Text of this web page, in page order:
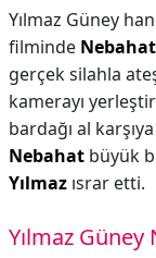
Yılmaz Güney
filminde
gerçek silahla
kamerayı
bardağı al
Nebahat büyük
Yılmaz ısrar etti.
Yılmaz